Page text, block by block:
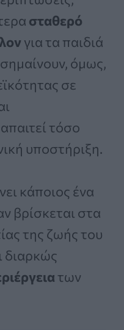
σταθερό
για τα παιδιά
όμως,
σε
τόσο
υποστήριξη.
κάποιος ένα
βρίσκεται στα
της ζωής του
διαρκώς
των